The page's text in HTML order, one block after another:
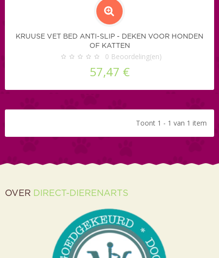
KRUUSE VET BED ANTI-SLIP - DEKEN VOOR HONDEN
OF KATTEN
0 Beoordeling(en)
57,47 €
Toont 1 - 1 van 1 item
OVER DIRECT-DIERENARTS